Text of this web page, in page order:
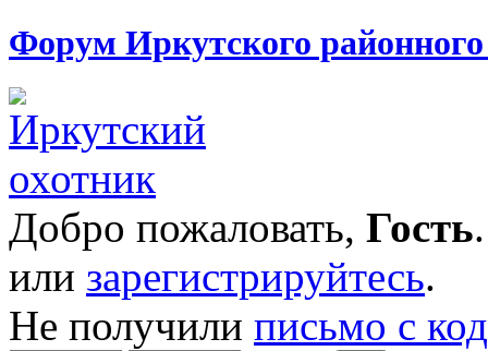
Форум Иркутского
Добро пожаловать, Гость
или зарегистрируйтесь.
Не получили письмо с